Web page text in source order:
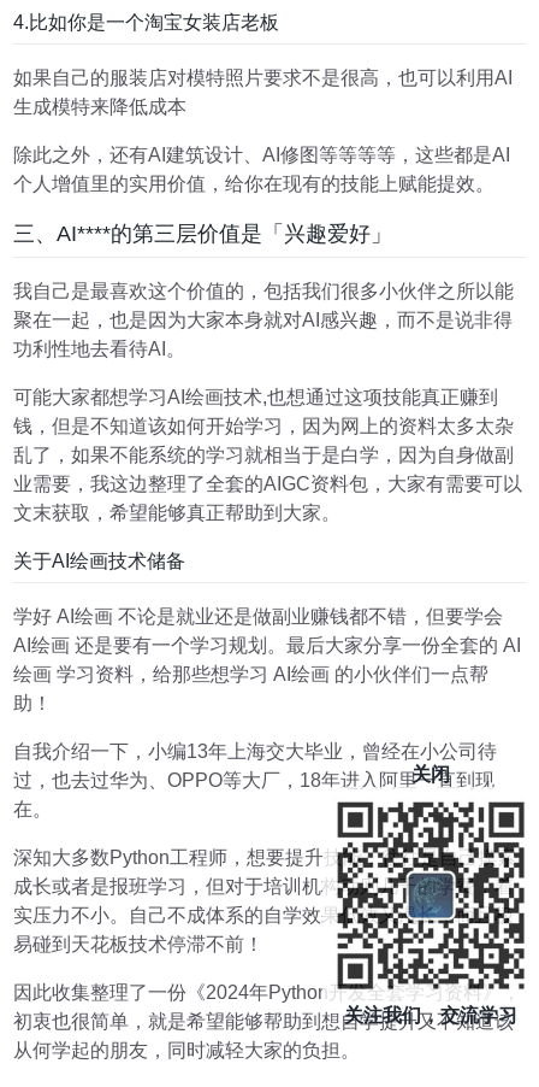
4.比如你是一个淘宝女装店老板
如果自己的服装店对模特照片要求不是很高，也可以利用AI
生成模特来降低成本
除此之外，还有AI建筑设计、AI修图等等等等，这些都是AI
个人增值里的实用价值，给你在现有的技能上赋能提效。
三、AI****的第三层价值是「兴趣爱好」
我自己是最喜欢这个价值的，包括我们很多小伙伴之所以能
聚在一起，也是因为大家本身就对AI感兴趣，而不是说非得
功利性地去看待AI。
可能大家都想学习AI绘画技术,也想通过这项技能真正赚到
钱，但是不知道该如何开始学习，因为网上的资料太多太杂
乱了，如果不能系统的学习就相当于是白学，因为自身做副
业需要，我这边整理了全套的AIGC资料包，大家有需要可以
文末获取，希望能够真正帮助到大家。
关于AI绘画技术储备
学好 AI绘画 不论是就业还是做副业赚钱都不错，但要学会
AI绘画 还是要有一个学习规划。最后大家分享一份全套的 AI
绘画 学习资料，给那些想学习 AI绘画 的小伙伴们一点帮
助！
自我介绍一下，小编13年上海交大毕业，曾经在小公司待
过，也去过华为、OPPO等大厂，18年进入阿里一直到现
在。
深知大多数Python工程师，想要提升技能，往往是自己摸索
成长或者是报班学习，但对于培训机构动则几千的学费，着
实压力不小。自己不成体系的自学效果低效又漫长，而且极
易碰到天花板技术停滞不前！
因此收集整理了一份《2024年Python开发全套学习资料》，
初衷也很简单，就是希望能够帮助到想自学提升又不知道该
从何学起的朋友，同时减轻大家的负担。
关闭
关注我们，交流学习